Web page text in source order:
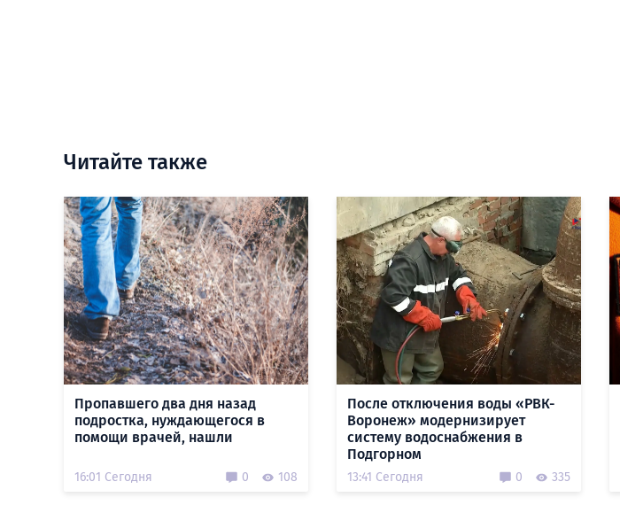
Читайте также
Пропавшего два дня назад
подростка, нуждающегося в
помощи врачей, нашли
16:01 Сегодня 0 108
После отключения воды «РВК-
Воронеж» модернизирует
систему водоснабжения в
Подгорном
13:41 Сегодня 0 335